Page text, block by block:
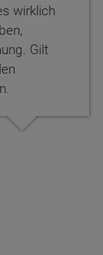
wirklich
Gilt